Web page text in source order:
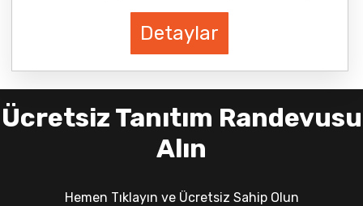
Detaylar
Ücretsiz Tanıtım Randevusu
Alın
Hemen Tıklayın ve Ücretsiz Sahip Olun